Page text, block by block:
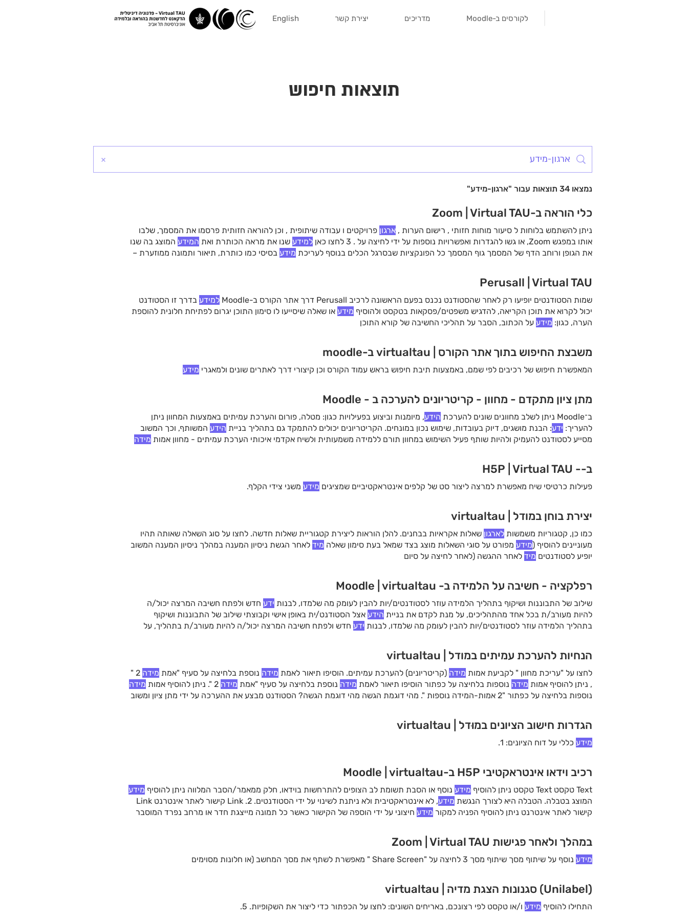
לקורסים ב-Moodle מדריכים יצירת קשר English
תוצאות חיפוש
נמצאו 34 תוצאות עבור "ארגון-מידע"
כלי הוראה ב-Zoom | Virtual TAU
ניתן להשתמש בלוחות ל סיעור מוחות חזותי , רישום הערות , ארגון פרויקטים ו עבודה שיתופית , וכן להוראה חזותית פרסמו את המסמך, שלבו
אותו במפגש Zoom, או גשו להגדרות ואפשרויות נוספות על ידי לחיצה על . 3 לחצו כאן
למידע שנו את מראה הכותרת ואת המידע המוצג בה שנו
את הגופן ורוחב הדף של המסמך גוף המסמך כל הפונקציות שבסרגל הכלים בנוסף לעריכת מידע בסיסי כמו כותרת, תיאור ותמונה ממוזערת –
Perusall | Virtual TAU
שמות הסטודנטים יופיעו רק לאחר שהסטודנט נכנס בפעם הראשונה לרכיב Perusall דרך אתר הקורס ב-Moodle למידע בדרך זו הסטודנט
יכול לקרוא את תוכן הקריאה, להדגיש משפטים/פסקאות בטקסט ולהוסיף מידע או שאלה שיסייעו לו סימון התוכן יגרום לפתיחת חלונית להוספת
הערה, כגון: מידע על הכתוב, הסבר על תהליכי החשיבה של קורא התוכן
משבצת החיפוש בתוך אתר הקורס | virtualtau ב-moodle
המאפשרת חיפוש של רכיבים לפי שמם, באמצעות תיבת חיפוש בראש עמוד הקורס וכן קיצורי דרך לאתרים שונים ולמאגרי מידע
מתן ציון מתקדם - מחוון - קריטריונים להערכה ב - Moodle
ב־Moodle ניתן לשלב מחוונים שונים להערכת הידע, מיומנות וביצוע בפעילויות כגון: מטלה, פורום והערכת עמיתים באמצעות המחוון ניתן
להעריך: ידע: הבנת מושגים, דיוק בעובדות, שימוש נכון במונחים. הקריטריונים יכולים להתמקד גם בתהליך בניית הידע המשותף, וכך המשוב
מסייע לסטודנט להעמיק ולהיות שותף פעיל השימוש במחוון תורם ללמידה משמעותית ולשיח אקדמי איכותי הערכת עמיתים - מחוון אמות מידה
ב-- H5P | Virtual TAU
פעילות כרטיסי שיח מאפשרת למרצה ליצור סט של קלפים אינטראקטיביים שמציגים מידע משני צידי הקלף.
יצירת בוחן במודל | virtualtau
כמו כן, קטגוריות משמשות לארגון שאלות אקראיות בבחנים. להלן הוראות ליצירת קטגוריית שאלות חדשה. לחצו על סוג השאלה שאותה תהיו
מעוניינים להוסיף (מידע מפורט על סוגי השאלות מוצג בצד שמאל בעת סימון שאלה מיד לאחר הגשת ניסיון המענה במהלך ניסיון המענה המשוב
יופיע לסטודנטים מיד לאחר ההגשה (לאחר לחיצה על סיום
רפלקציה - חשיבה על הלמידה ב- Moodle | virtualtau
שילוב של התבוננות ושיקוף בתהליך הלמידה עוזר לסטודנטים/יות להבין לעומק מה שלמדו, לבנות ידע חדש ולפתח חשיבה המרצה יכול/ה
להיות מעורב/ת בכל אחד מהתהליכים, על מנת לקדם את בניית הידע אצל הסטודנט/ית באופן אישי וקבוצתי שילוב של התבוננות ושיקוף
בתהליך הלמידה עוזר לסטודנטים/יות להבין לעומק מה שלמדו, לבנות ידע חדש ולפתח חשיבה המרצה יכול/ה להיות מעורב/ת בתהליך, על
הנחיות להערכת עמיתים במודל | virtualtau
לחצו על "עריכת מחוון " לקביעת אמות מידה (קריטריונים) להערכת עמיתים. הוסיפו תיאור לאמת מידה נוספת בלחיצה על סעיף "אמת מידה
2 "
, ניתן להוסיף אמות מידה נוספות בלחיצה על כפתור הוסיפו תיאור לאמת מידה נוספת בלחיצה על סעיף "אמת מידה
מידה
נוספות בלחיצה על כפתור "2 אמות-המידה נוספות ". מהי דוגמת הגשה מהי דוגמת הגשה? הסטודנט מבצע את ההערכה על ידי מתן ציון ומשוב
הגדרות חישוב הציונים במוּדל | virtualtau
מידע כללי על דוח הציונים: 1.
רכיב וידאו אינטראקטיבי H5P ב-Moodle | virtualtau
Text טקסט Text טקסט ניתן להוסיף מידע נוסף או הסבת תשומת לב הצופים להתרחשות בוידאו, חלק ממאמר/הסבר המלווה ניתן להוסיף מידע
המוצג בטבלה. הטבלה היא לצורך הנגשת מידע
, לא אינטראקטיבית ולא ניתנת לשינוי על ידי הסטודנטים. 2. Link קישור לאתר אינטרנט Link
קישור לאתר אינטרנט ניתן להוסיף הפניה למקור מידע חיצוני על ידי הוספה של הקישור כאשר כל תמונה מייצגת חדר או מרחב נפרד המוסבר
במהלך ולאחר פגישות Zoom | Virtual TAU
מידע נוסף על שיתוף מסך שיתוף מסך 3 לחיצה על "Share Screen " מאפשרת לשתף את מסך המחשב (או חלונות מסוימים
(Unilabel) סגנונות הצגת מדיה | virtualtau
התחילו להוסיף מידע ו/או טקסט לפי רצונכם, באריחים השונים: לחצו על הכפתור כדי ליצור את השקופיות. 5.